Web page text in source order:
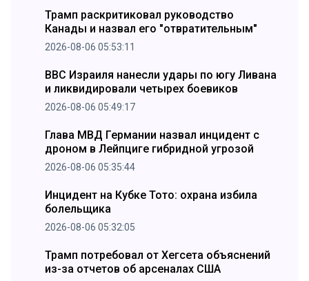
Трамп раскритиковал руководство
Канады и назвал его "отвратительным"
2026-08-06 05:53:11
ВВС Израиля нанесли удары по югу Ливана
и ликвидировали четырех боевиков
2026-08-06 05:49:17
Глава МВД Германии назвал инцидент с
дроном в Лейпциге гибридной угрозой
2026-08-06 05:35:44
Инцидент на Кубке Тото: охрана избила
болельщика
2026-08-06 05:32:05
Трамп потребовал от Хегсета объяснений
из-за отчетов об арсеналах США